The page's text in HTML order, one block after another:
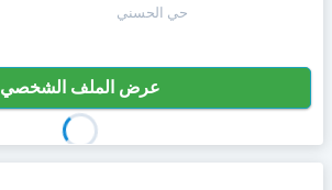
حي الحسني
عرض الملف الشخصي